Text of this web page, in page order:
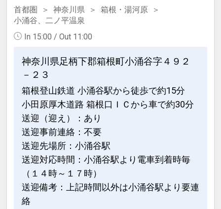
首都圏 神奈川県
箱根・湯河原
小涌谷、二ノ平温泉
In 15:00 / Out 11:00
神奈川県足柄下郡箱根町小涌谷字４９２
－２３
箱根登山鉄道 小涌谷駅から徒歩で約15分
小田原厚木道路 箱根口ＩＣから車で約30分
送迎（迎え）：あり
送迎事前連絡：不要
送迎先場所：小涌谷駅
送迎対応時間：小涌谷駅より電車到着時毎
（１４時～１７時）
送迎備考：上記時間以外は小涌谷駅より要連
絡